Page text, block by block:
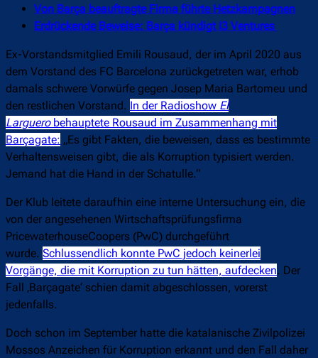
Von Barça beauftragte Firma führte Hetzkampagnen
Erdrückende Beweise: Barça kündigt I3 Ventures
Ex-Vorstandsmitglied Emili Rousaud, der im April 2020 aus
dem Vorstand des FC Barcelona zurückgetreten war, erhob
damals schwere Vorwürfe gegen Josep Maria Bartomeu und
den restlichen Vorstand. In der Radioshow El
Larguerobehauptete Rousaud im Zusammenhang mit
Barçagate: „Es gibt Fakten, die beweisen, dass es bestimmte
Verhaltensweisen gibt, die als Korruption typisiert werden.
Jemand hat die Hand in der Schatulle.“
Der Klub leitete daraufhin eine interne Untersuchung ein, die
von der angesehenen Wirtschaftsprüfungsfirma
PricewaterhouseCoopers (PwC) durchgeführt
wurde. Schlussendlich konnte PwC jedoch keinerlei
Vorgänge, die mit Korruption zu tun hätten, aufdecken. Der
Fall ‚Barçagate‘ schien damit abgeschlossen, vorerst
jedenfalls.
Doch schon im September hatte die katalanische Zivilpolizei
Mossos Anzeichen für Korruption erkannt und den Fall daher